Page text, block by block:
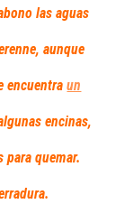
las aguas
aunque
encuentraun
encinas,
para quemar.